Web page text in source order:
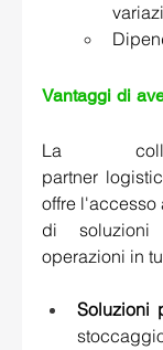
La
partner
offre l'accesso
di soluzioni
operazioni in
Soluzioni